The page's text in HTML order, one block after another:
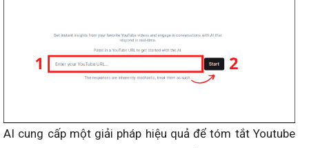
AI cung cấp một giải pháp hiệu quả để tóm tắt Youtube